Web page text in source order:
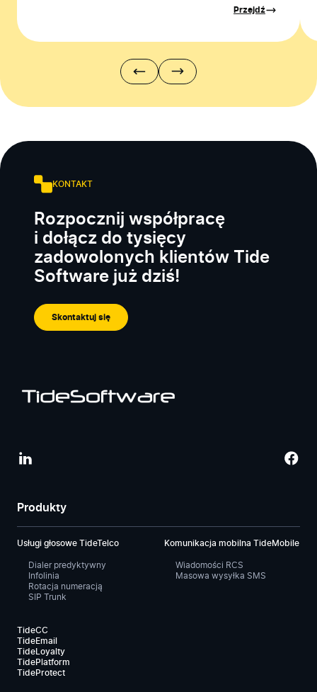
Przejdź
KONTAKT
Rozpocznij współpracę
i dołącz do tysięcy
zadowolonych klientów Tide
Software już dziś!
Skontaktuj się
Produkty
Usługi głosowe TideTelco
Dialer predyktywny
Infolinia
Rotacja numeracją
SIP Trunk
Komunikacja mobilna TideMobile
Wiadomości RCS
Masowa wysyłka SMS
TideCC
TideEmail
TideLoyalty
TidePlatform
TideProtect